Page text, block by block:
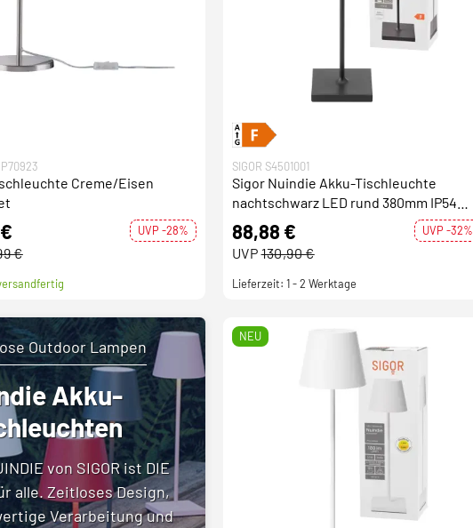
Creme/Eisen
UVP -28%
€
SIGOR S4501001
Sigor Nuindie Akku-Tischleuchte
nachtschwarz LED rund 380mm IP54
dimmbar Flex-Mood Easy-Connect
88,88 € UVP -32%
UVP130,90 €
Lieferzeit: 1 - 2 Werktage
Outdoor Lampen
Akku-
von SIGOR ist DIE
alle. Zeitloses Design,
Verarbeitung und
NEU